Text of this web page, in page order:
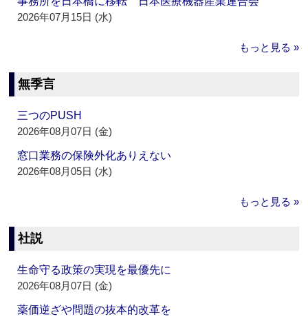
2026年07月15日 (水)
もっと見る »
無季言
三つのPUSH
2026年08月07日 (金)
窓口業務の保険外化ありえない
2026年08月05日 (水)
もっと見る »
社説
生命守る政策の実現を最優先に
2026年08月07日 (金)
薬価逆ざや問題の抜本的改革を